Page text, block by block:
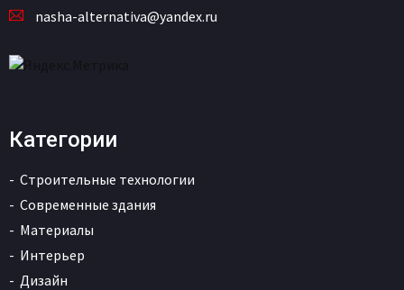
nasha-alternativa@yandex.ru
Категории
Строительные технологии
Современные здания
Материалы
Интерьер
Дизайн